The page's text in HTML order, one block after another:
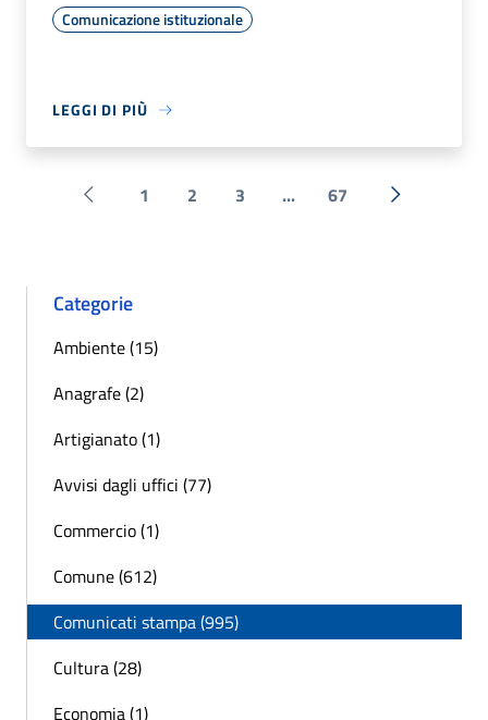
Comunicazione istituzionale
LEGGI DI PIÙ
Pagina precedente
1 2 3 ... 67 Successiva
Categorie
Ambiente (15)
Anagrafe (2)
Artigianato (1)
Avvisi dagli uffici (77)
Commercio (1)
Comune (612)
Comunicati stampa (995)
Cultura (28)
Economia (1)